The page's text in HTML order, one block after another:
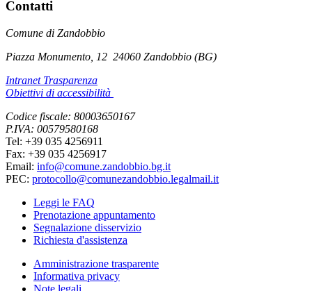
Contatti
Comune di Zandobbio
Piazza Monumento, 12 24060 Zandobbio (BG)
Intranet Trasparenza
Obiettivi di accessibilità
Codice fiscale: 80003650167
P.IVA: 00579580168
Tel: +39 035 4256911
Fax: +39 035 4256917
Email: info@comune.zandobbio.bg.it
PEC: protocollo@comunezandobbio.legalmail.it
Leggi le FAQ
Prenotazione appuntamento
Segnalazione disservizio
Richiesta d'assistenza
Amministrazione trasparente
Informativa privacy
Note legali